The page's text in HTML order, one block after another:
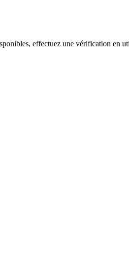
effectuez une vérification en